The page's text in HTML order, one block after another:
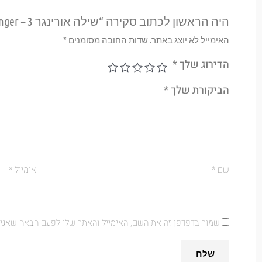
היה הראשון לכתוב סקירה “שילה אורינגר 3 – Shila Oringer”
האימייל לא יוצג באתר. שדות החובה מסומנים *
הדירוג שלך*
הביקורת שלך*
שם* אימייל*
שמור בדפדפן זה את השם, האימייל והאתר שלי לפעם הבאה